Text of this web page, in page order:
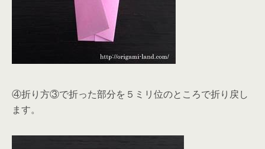
④折り方③で折った部分を５ミリ位のところで折り戻し
ます。